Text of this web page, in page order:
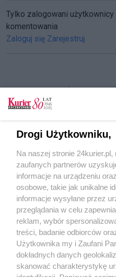
Tylko zalogowani
komentowania
Zaloguj się Zarejestruj
Nowe mieszkania w Dąbiu.
Będzie podwyżka,
Kryteria: dochód, metraż i
Komunalne czynsze w górę
POGODA
16℃
Zobacz prognozę na 3 dni
Drogi Użytkowniku,
Na naszej stronie
zaufanych partnerów
informacje na urządzeniu
osobowe, takie jak unikalne
informacje wysyłane przez
przeglądania w celu
reklam, wybór
treści, badanie odbiorców
Użytkownika my i Zaufani
dokładnych danych
skanować charakterystykę